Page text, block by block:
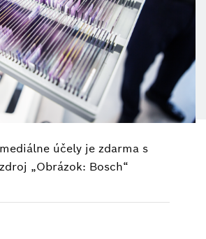
účely je zdarma s
„Obrázok: Bosch“